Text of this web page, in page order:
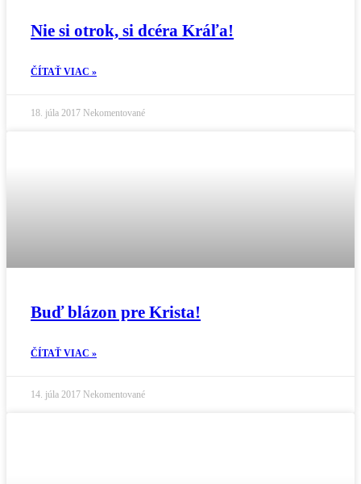
Nie si otrok, si dcéra Kráľa!
ČÍTAŤ VIAC »
18. júla 2017 Nekomentované
Buď blázon pre Krista!
ČÍTAŤ VIAC »
14. júla 2017 Nekomentované